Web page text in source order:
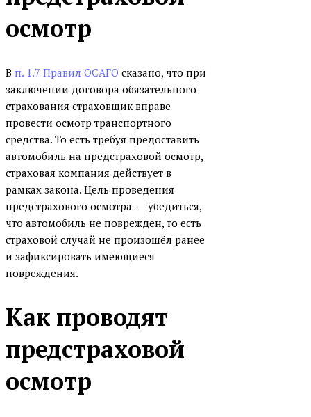
осмотр
В п. 1.7 Правил ОСАГО сказано, что при
заключении договора обязательного
страхования страховщик вправе
провести осмотр транспортного
средства. То есть требуя предоставить
автомобиль на предстраховой осмотр,
страховая компания действует в
рамках закона. Цель проведения
предстрахового осмотра ― убедиться,
что автомобиль не поврежден, то есть
страховой случай не произошёл ранее
и зафиксировать имеющиеся
повреждения.
Как проводят
предстраховой
осмотр